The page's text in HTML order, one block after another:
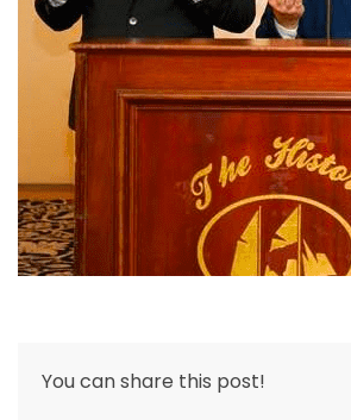
You can share this post!